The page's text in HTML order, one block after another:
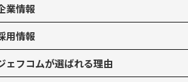
業情報
用情報
ェフコムが選ばれる理由